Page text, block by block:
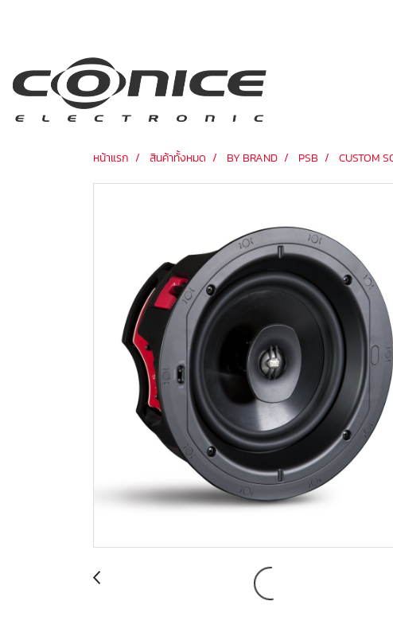
หน้าแรก สินค้าทั้งหมด BY BRAND PSB CUSTOM